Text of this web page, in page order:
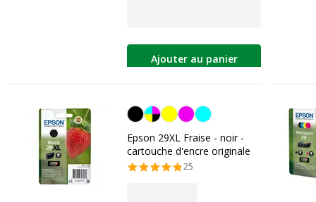
Ajouter au panier
Noir
Epson 29XL Fraise - noir -
cartouche d'encre originale
25